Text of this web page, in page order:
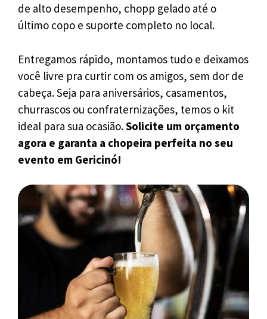
de alto desempenho, chopp gelado até o
último copo e suporte completo no local.
Entregamos rápido, montamos tudo e deixamos
você livre pra curtir com os amigos, sem dor de
cabeça. Seja para aniversários, casamentos,
churrascos ou confraternizações, temos o kit
ideal para sua ocasião.Solicite um orçamento
agora e garanta a chopeira perfeita no seu
evento em Gericinó!